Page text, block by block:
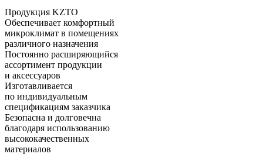
Продукция KZTO
Обеспечивает комфортный
микроклимат в помещениях
различного назначения
Постоянно расширяющийся
ассортимент продукции
и аксессуаров
Изготавливается
по индивидуальным
спецификациям заказчика
Безопасна и долговечна
благодаря использованию
высококачественных
материалов